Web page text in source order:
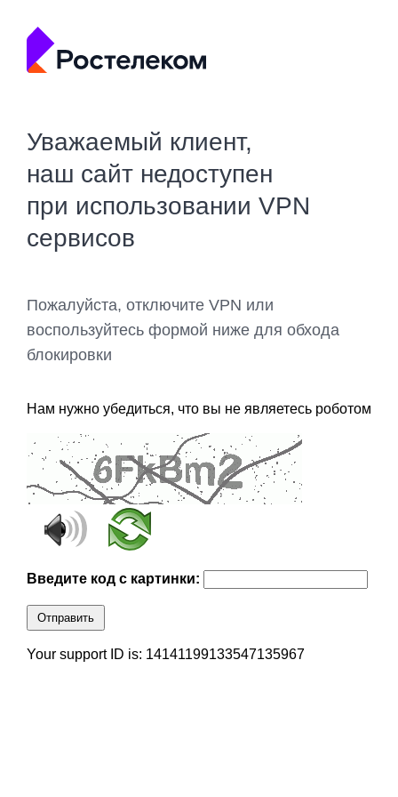
Уважаемый клиент,
наш сайт недоступен
при использовании VPN
сервисов
Пожалуйста, отключите VPN или
воспользуйтесь формой ниже для обхода
блокировки
Нам нужно убедиться, что вы не являетесь роботом
Введите код с картинки:
Отправить
Your support ID is: 14141199133547135967